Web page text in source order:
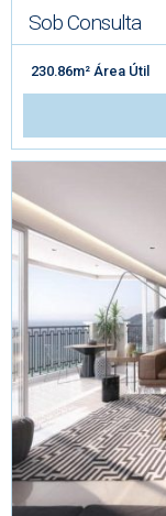
Sob Consulta
230.86m² Área Útil